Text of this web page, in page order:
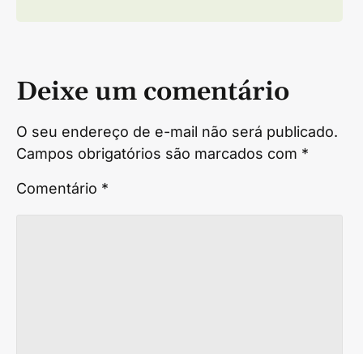
Deixe um comentário
O seu endereço de e-mail não será publicado.
Campos obrigatórios são marcados com *
Comentário *